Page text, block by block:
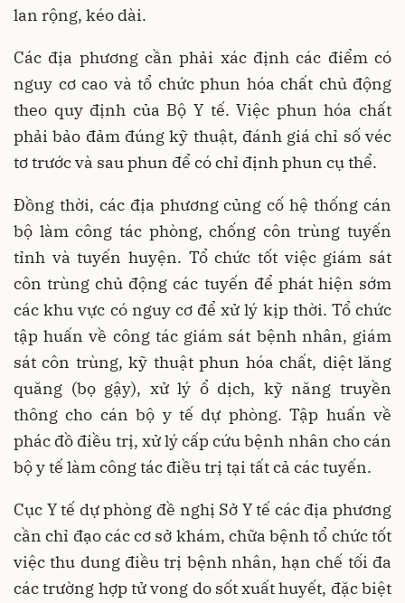
lan rộng, kéo dài.
Các địa phương cần phải xác định các điểm có
nguy cơ cao và tổ chức phun hóa chất chủ động
theo quy định của Bộ Y tế. Việc phun hóa chất
phải bảo đảm đúng kỹ thuật, đánh giá chỉ số véc
tơ trước và sau phun để có chỉ định phun cụ thể.
Đồng thời, các địa phương củng cố hệ thống cán
bộ làm công tác phòng, chống côn trùng tuyến
tỉnh và tuyến huyện. Tổ chức tốt việc giám sát
côn trùng chủ động các tuyến để phát hiện sớm
các khu vực có nguy cơ để xử lý kịp thời. Tổ chức
tập huấn về công tác giám sát bệnh nhân, giám
sát côn trùng, kỹ thuật phun hóa chất, diệt lăng
quăng (bọ gậy), xử lý ổ dịch, kỹ năng truyền
thông cho cán bộ y tế dự phòng. Tập huấn về
phác đồ điều trị, xử lý cấp cứu bệnh nhân cho cán
bộ y tế làm công tác điều trị tại tất cả các tuyến.
Cục Y tế dự phòng đề nghị Sở Y tế các địa phương
cần chỉ đạo các cơ sở khám, chữa bệnh tổ chức tốt
việc thu dung điều trị bệnh nhân, hạn chế tối đa
các trường hợp tử vong do sốt xuất huyết, đặc biệt